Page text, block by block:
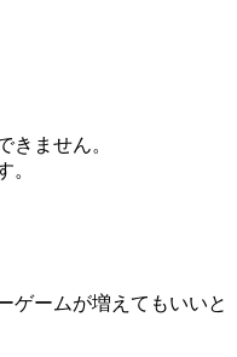
きません。
。
ゲームが増えてもいいと